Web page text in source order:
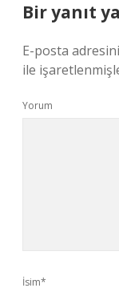
Bir yanıt
E-posta
ile
Yorum
İsim*